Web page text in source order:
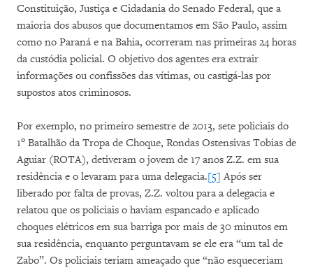
Constituição, Justiça e Cidadania do Senado Federal, que a
maioria dos abusos que documentamos em São Paulo, assim
como no Paraná e na Bahia, ocorreram nas primeiras 24 horas
da custódia policial. O objetivo dos agentes era extrair
informações ou confissões das vítimas, ou castigá-las por
supostos atos criminosos.
Por exemplo, no primeiro semestre de 2013, sete policiais do
1o Batalhão da Tropa de Choque, Rondas Ostensivas Tobias de
Aguiar (ROTA), detiveram o jovem de 17 anos Z.Z. em sua
residência e o levaram para uma delegacia.[5] Após ser
liberado por falta de provas, Z.Z. voltou para a delegacia e
relatou que os policiais o haviam espancado e aplicado
choques elétricos em sua barriga por mais de 30 minutos em
sua residência, enquanto perguntavam se ele era “um tal de
Zabo”. Os policiais teriam ameaçado que “não esqueceriam